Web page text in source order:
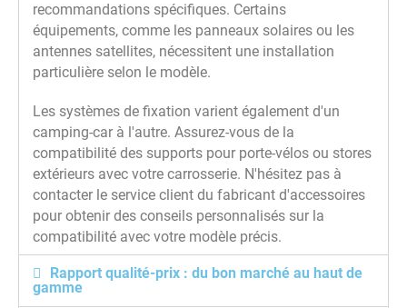
recommandations spécifiques. Certains
équipements, comme les panneaux solaires ou les
antennes satellites, nécessitent une installation
particulière selon le modèle.
Les systèmes de fixation varient également d'un
camping-car à l'autre. Assurez-vous de la
compatibilité des supports pour porte-vélos ou stores
extérieurs avec votre carrosserie. N'hésitez pas à
contacter le service client du fabricant d'accessoires
pour obtenir des conseils personnalisés sur la
compatibilité avec votre modèle précis.
Rapport qualité-prix : du bon marché au haut de
gamme